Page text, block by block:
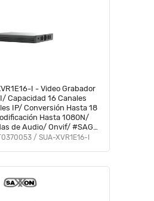
I - Video Grabador
Capacidad 16 Canales
IP/ Conversión Hasta 18
Hasta 1080N/
de Audio/ Onvif/ #SAGR
#VolSX #SAXO/ SUA-XVR1E16-I